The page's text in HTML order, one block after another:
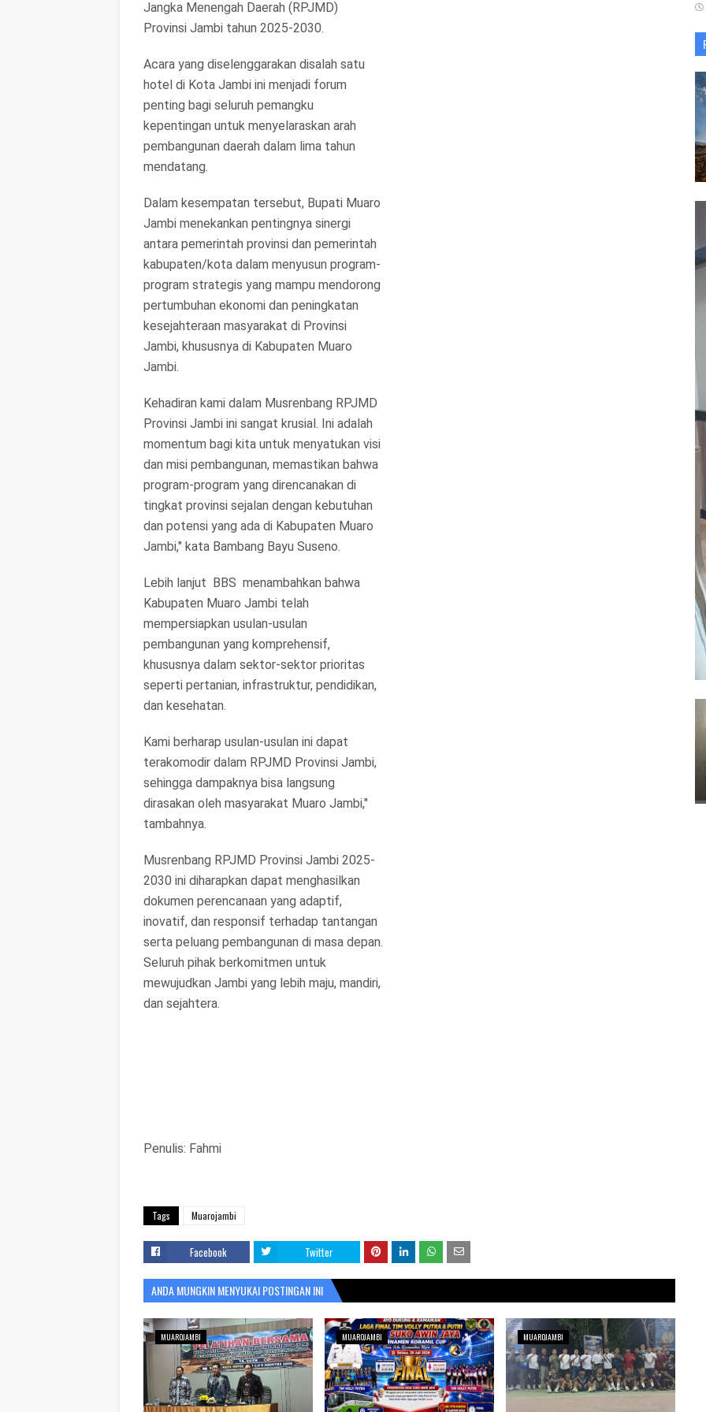
Jangka Menengah Daerah (RPJMD)
Provinsi Jambi tahun 2025-2030.
Acara yang diselenggarakan disalah satu
hotel di Kota Jambi ini menjadi forum
penting bagi seluruh pemangku
kepentingan untuk menyelaraskan arah
pembangunan daerah dalam lima tahun
mendatang.
Dalam kesempatan tersebut, Bupati Muaro
Jambi menekankan pentingnya sinergi
antara pemerintah provinsi dan pemerintah
kabupaten/kota dalam menyusun program-
program strategis yang mampu mendorong
pertumbuhan ekonomi dan peningkatan
kesejahteraan masyarakat di Provinsi
Jambi, khususnya di Kabupaten Muaro
Jambi.
Kehadiran kami dalam Musrenbang RPJMD
Provinsi Jambi ini sangat krusial. Ini adalah
momentum bagi kita untuk menyatukan visi
dan misi pembangunan, memastikan bahwa
program-program yang direncanakan di
tingkat provinsi sejalan dengan kebutuhan
dan potensi yang ada di Kabupaten Muaro
Jambi," kata Bambang Bayu Suseno.
Lebih lanjut BBS menambahkan bahwa
Kabupaten Muaro Jambi telah
mempersiapkan usulan-usulan
pembangunan yang komprehensif,
khususnya dalam sektor-sektor prioritas
seperti pertanian, infrastruktur, pendidikan,
dan kesehatan.
Kami berharap usulan-usulan ini dapat
terakomodir dalam RPJMD Provinsi Jambi,
sehingga dampaknya bisa langsung
dirasakan oleh masyarakat Muaro Jambi,"
tambahnya.
Musrenbang RPJMD Provinsi Jambi 2025-
2030 ini diharapkan dapat menghasilkan
dokumen perencanaan yang adaptif,
inovatif, dan responsif terhadap tantangan
serta peluang pembangunan di masa depan.
Seluruh pihak berkomitmen untuk
mewujudkan Jambi yang lebih maju, mandiri,
dan sejahtera.
Penulis: Fahmi
Tags Muarojambi
Facebook Twitter
ANDA MUNGKIN MENYUKAI POSTINGAN INI
MUAROJAMBI MUAROJAMBI MUAROJAMBI